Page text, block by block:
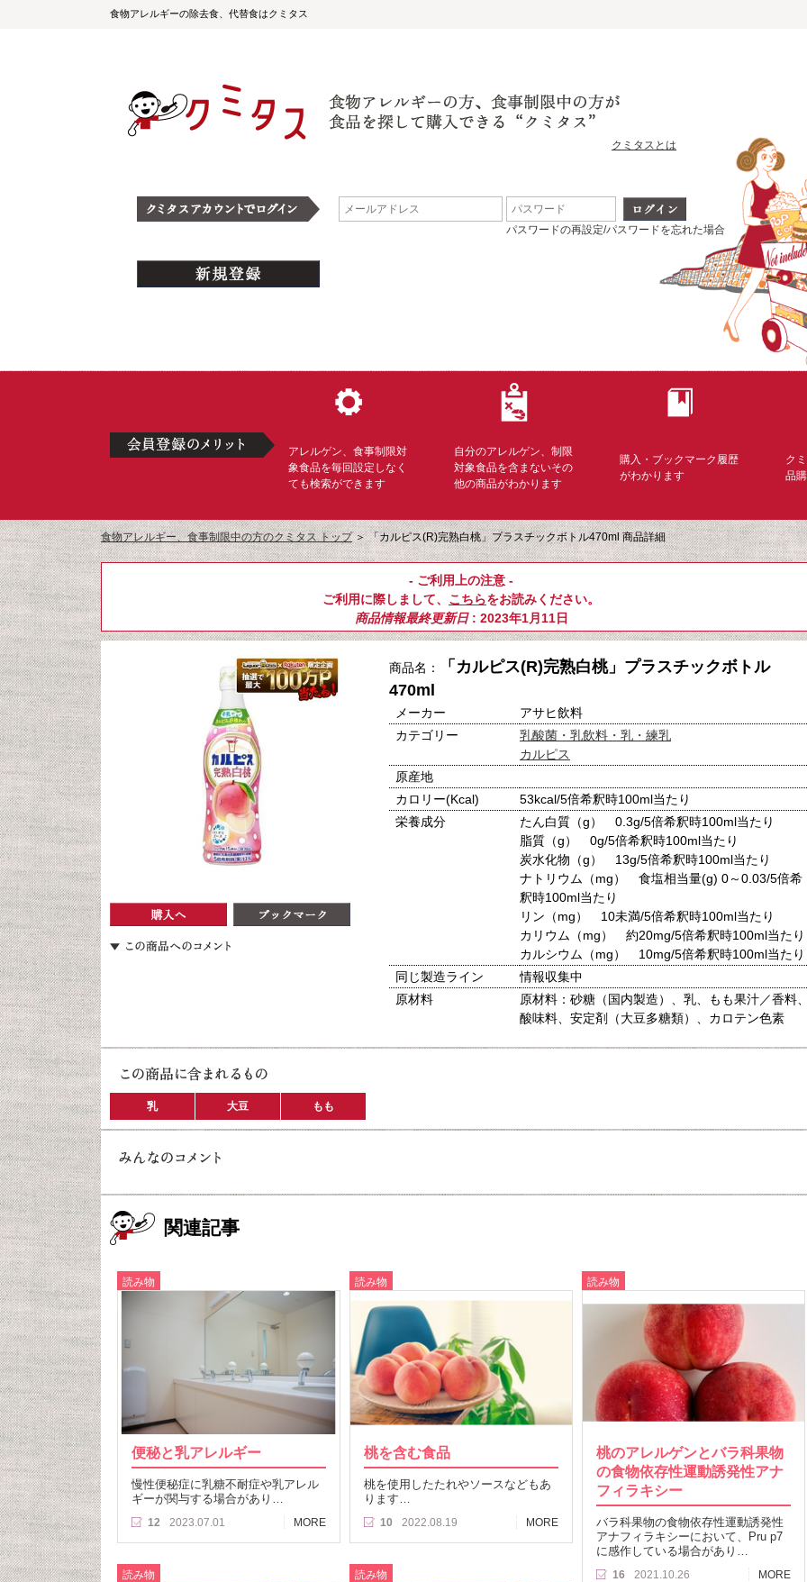
食物アレルギーの除去食、代替食はクミタス
クミタスとは
パスワードの再設定/パスワードを忘れた場合
アレルゲン、食事制限対
象食品を毎回設定しなく
ても検索ができます
自分のアレルゲン、制限
対象食品を含まないその
他の商品がわかります
購入・ブックマーク履歴
がわかります
ク
品
食物アレルギー、食事制限中の方のクミタス トップ＞「カルピス(R)完熟白桃」プラスチックボトル470ml 商品詳細
- ご利用上の注意 -
ご利用に際しまして、 こちらをお読みください。
商品情報最終更新日: 2023年1月11日
商品名：
「カルピス(R)完熟白桃」プラスチックボトル
470ml
メーカー
アサヒ飲料
カテゴリー
乳酸菌・乳飲料・乳・練乳
カルピス
原産地
カロリー(Kcal)
53kcal/5倍希釈時100ml当たり
栄養成分
たん白質（g） 0.3g/5倍希釈時100ml当たり
脂質（g） 0g/5倍希釈時100ml当たり
炭水化物（g） 13g/5倍希釈時100ml当たり
ナトリウム（mg） 食塩相当量(g) 0～0.03/5倍希
釈時100ml当たり
リン（mg） 10未満/5倍希釈時100ml当たり
カリウム（mg） 約20mg/5倍希釈時100ml当たり
カルシウム（mg） 10mg/5倍希釈時100ml当たり
同じ製造ライン
情報収集中
原材料
原材料：砂糖（国内製造）、乳、もも果汁／香料
酸味料、安定剤（大豆多糖類）、カロテン色素
乳 大豆 もも
関連記事
読み物
便秘と乳アレルギー
慢性便秘症に乳糖不耐症や乳アレル
ギーが関与する場合があり…
12 2023.07.01 MORE
読み物
桃を含む食品
桃を使用したたれやソースなどもあ
ります…
10 2022.08.19 MORE
読み物
桃のアレルゲンとバラ科果物
の食物依存性運動誘発性アナ
フィラキシー
バラ科果物の食物依存性運動誘発性
アナフィラキシーにおいて、Pru p7
に感作している場合があり…
16 2021.10.26 MORE
読み物 読み物